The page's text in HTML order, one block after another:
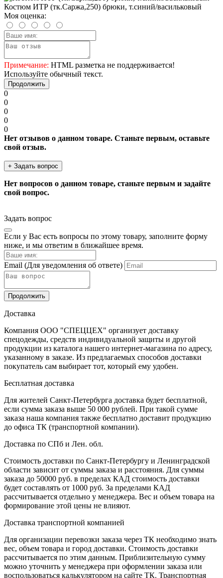
Костюм ИТР (тк.Саржа,250) брюки, т.синий/васильковый
Моя оценка:
Примечание: HTML разметка не поддерживается!
Используйте обычный текст.
Продолжить
0
0
0
0
0
Нет отзывов о данном товаре. Станьте первым, оставьте
свой отзыв.
+ Задать вопрос
Нет вопросов о данном товаре, станьте первым и задайте
свой вопрос.
Задать вопрос
Если у Вас есть вопросы по этому товару, заполните форму
ниже, и мы ответим в ближайшее время.
Email (Для уведомления об ответе)
Продолжить
Доставка
Компания ООО "СПЕЦЦЕХ" организует доставку
спецодежды, средств индивидуальной защиты и другой
продукции из каталога нашего интернет-магазина по адресу,
указанному в заказе. Из предлагаемых способов доставки
покупатель сам выбирает тот, который ему удобен.
Бесплатная доставка
Для жителей Санкт-Петербурга доставка будет бесплатной,
если сумма заказа выше 50 000 рублей. При такой сумме
заказа наша компания также бесплатно доставит продукцию
до офиса ТК (транспортной компании).
Доставка по СПб и Лен. обл.
Стоимость доставки по Санкт-Петербургу и Ленинградской
области зависит от суммы заказа и расстояния. Для суммы
заказа до 50000 руб. в пределах КАД стоимость доставки
будет составлять от 1000 руб. За пределами КАД
рассчитывается отдельно у менеджера. Вес и объем товара на
формирование этой цены не влияют.
Доставка транспортной компанией
Для организации перевозки заказа через ТК необходимо знать
вес, объем товара и город доставки. Стоимость доставки
рассчитывается по этим данным. Приблизительную сумму
можно уточнить у менеджера при оформлении заказа или
воспользоваться калькулятором на сайте ТК. Транспортная